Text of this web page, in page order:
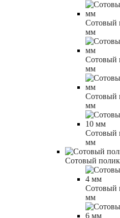
Сотовый
мм
Сотовый
мм
Сотовый
мм
Сотовый
мм
Сотовый
Сотовый
мм